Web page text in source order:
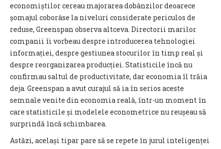
economiștilor cereau majorarea dobânzilor deoarece
șomajul coborâse la niveluri considerate periculos de
reduse, Greenspan observa altceva. Directorii marilor
companii îi vorbeau despre introducerea tehnologiei
informației, despre gestiunea stocurilor în timp real și
despre reorganizarea producției. Statisticile încă nu
confirmau saltul de productivitate, dar economia îl trăia
deja. Greenspan a avut curajul să ia în serios aceste
semnale venite din economia reală, într-un moment în
care statisticile și modelele econometrice nu reușeau să
surprindă încă schimbarea.
Astăzi, același tipar pare să se repete în jurul inteligenței